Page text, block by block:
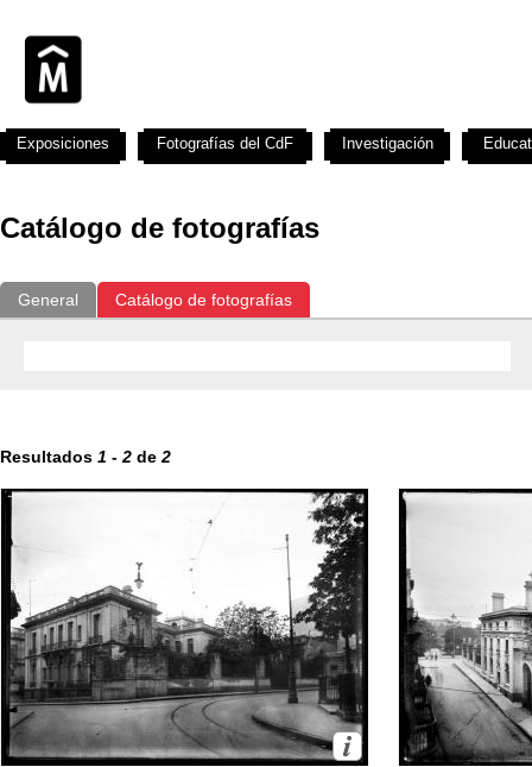
Catálogo de fotografías
General Catálogo de fotografías
Resultados 1 - 2 de 2
Exposiciones Fotografías del CdF Investigación